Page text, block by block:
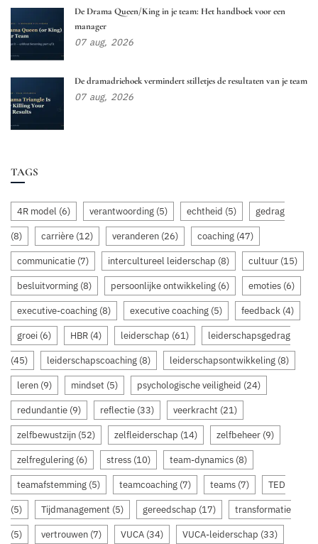
De Drama Queen/King in je team: Het handboek voor een
manager
07 aug, 2026
De dramadriehoek vermindert stilletjes de resultaten van je team
07 aug, 2026
TAGS
4R model (6) verantwoording (5) echtheid (5) gedrag
(8) carrière (12) veranderen (26) coaching (47)
communicatie (7) intercultureel leiderschap (8) cultuur (15)
besluitvorming (8) persoonlijke ontwikkeling (6) emoties (6)
executive-coaching (8) executive coaching (5) feedback (4)
groei (6) HBR (4) leiderschap (61) leiderschapsgedrag
(45) leiderschapscoaching (8) leiderschapsontwikkeling (8)
leren (9) mindset (5) psychologische veiligheid (24)
redundantie (9) reflectie (33) veerkracht (21)
zelfbewustzijn (52) zelfleiderschap (14) zelfbeheer (9)
zelfregulering (6) stress (10) team-dynamics (8)
teamafstemming (5) teamcoaching (7) teams (7) TED
(5) Tijdmanagement (5) gereedschap (17) transformatie
(5) vertrouwen (7) VUCA (34) VUCA-leiderschap (33)